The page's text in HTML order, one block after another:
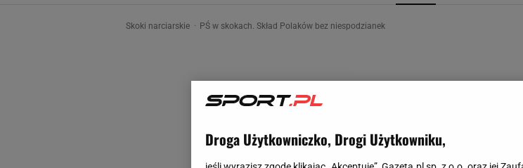
Skoki narciarskie PŚ w skokach. Skład Polaków bez niespodzianek
Droga Użytkowniczko, Drogi Użytkowniku,